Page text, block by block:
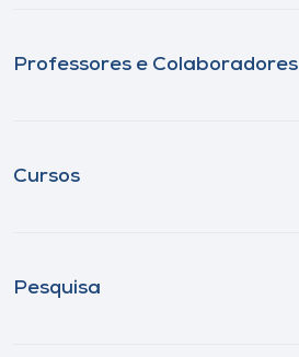
Professores e Colaboradores
Cursos
Pesquisa